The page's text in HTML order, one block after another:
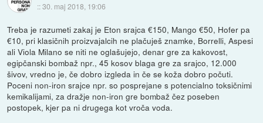
::30. maj 2018, 19:06
Treba je razumeti zakaj je Eton srajca €150, Mango €50, Hofer pa
€10, pri klasičnih proizvajalcih ne plačuješ znamke, Borrelli, Aspesi
ali Viola Milano se niti ne oglašujejo, denar gre za kakovost,
egipčanski bombaž npr., 45 kosov blaga gre za srajco, 12.000
šivov, vredno je, če dobro izgleda in če se koža dobro počuti.
Poceni non-iron srajce npr. so posprejane s potencialno toksičnimi
kemikalijami, za dražje non-iron gre bombaž čez poseben
postopek, kjer pa ni drugega kot vroča voda.